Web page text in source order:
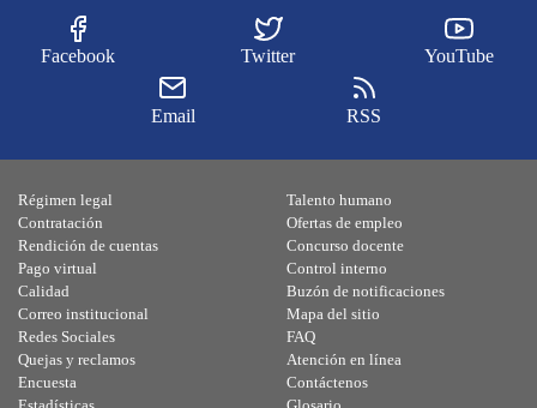
Facebook Twitter YouTube
Email RSS
Régimen legal
Contratación
Rendición de cuentas
Pago virtual
Calidad
Talento humano
Ofertas de empleo
Concurso docente
Control interno
Buzón de notificaciones
Correo institucional
Redes Sociales
Quejas y reclamos
Encuesta
Mapa del sitio
FAQ
Atención en línea
Contáctenos